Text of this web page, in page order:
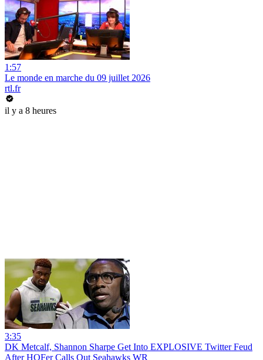
1:57
Le monde en marche du 09 juillet 2026
rtl.fr
il y a 8 heures
3:35
DK Metcalf, Shannon Sharpe Get Into EXPLOSIVE Twitter Feud
After HOFer Calls Out Seahawks WR